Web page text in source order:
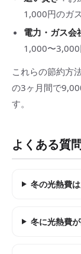
1,000円のガ
電力・ガス会
1,000〜
これらの節約方
の3ヶ月間で
す。
よくある質
冬の光熱費
冬に光熱費